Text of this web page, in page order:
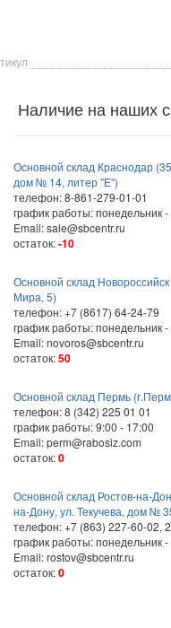
Наличие на наших
Основной склад Краснодар
дом № 14, литер "Е")
телефон: 8-861-279-01-01
график работы: понедельник
Email: sale@sbcentr.ru
остаток:-10
Основной склад
Мира, 5)
телефон: +7 (8617) 64-24-79
график работы: понедельник
Email: novoros@sbcentr.ru
остаток:50
Основной склад Пермь
телефон: 8 (342) 225 01 01
график работы: 9:00 - 17:00
Email: perm@rabosiz.com
остаток:0
Основной склад Ростов-на-
на-Дону, ул. Текучева, дом №
телефон: +7 (863) 227-60-02,
график работы: понедельник
Email: rostov@sbcentr.ru
остаток:0